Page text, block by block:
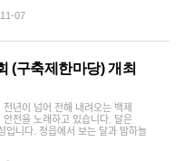
07
(구축제한마당) 개최
천년이 넘어 전해 내려오는 백제
안전을 노래하고 있습니다. 달은
입니다. 정읍에서 보는 달과 밤하늘